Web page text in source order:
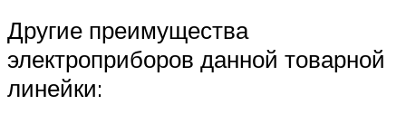
Другие преимущества
электроприборов данной товарной
линейки: